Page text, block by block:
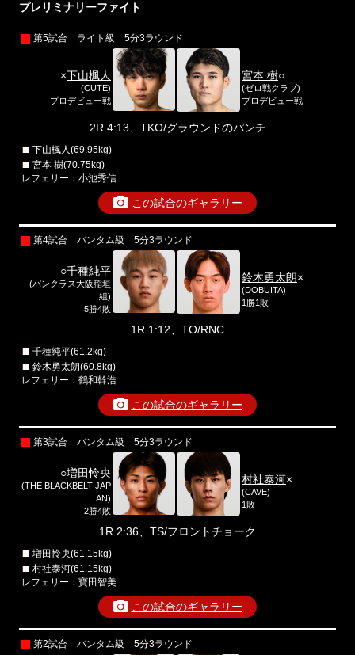
プレリミナリーファイト
第5試合 ライト級 5分3ラウンド
×下山楓人
(CUTE)
プロデビュー戦
宮本 樹○
(ゼロ戦クラブ)
プロデビュー戦
2R 4:13、TKO/グラウンドのパンチ
下山楓人(69.95kg)
宮本 樹(70.75kg)
レフェリー：小池秀信
この試合のギャラリー
第4試合 バンタム級 5分3ラウンド
○千種純平
(パンクラス大阪稲垣
組)
5勝4敗
鈴木勇太朗×
(DOBUITA)
1勝1敗
1R 1:12、TO/RNC
千種純平(61.2kg)
鈴木勇太朗(60.8kg)
レフェリー：鶴和幹浩
この試合のギャラリー
第3試合 バンタム級 5分3ラウンド
○増田怜央
(THE BLACKBELT JAP
AN)
2勝4敗
村社泰河×
(CAVE)
1敗
1R 2:36、TS/フロントチョーク
増田怜央(61.15kg)
村社泰河(61.15kg)
レフェリー：寶田智美
この試合のギャラリー
第2試合 バンタム級 5分3ラウンド